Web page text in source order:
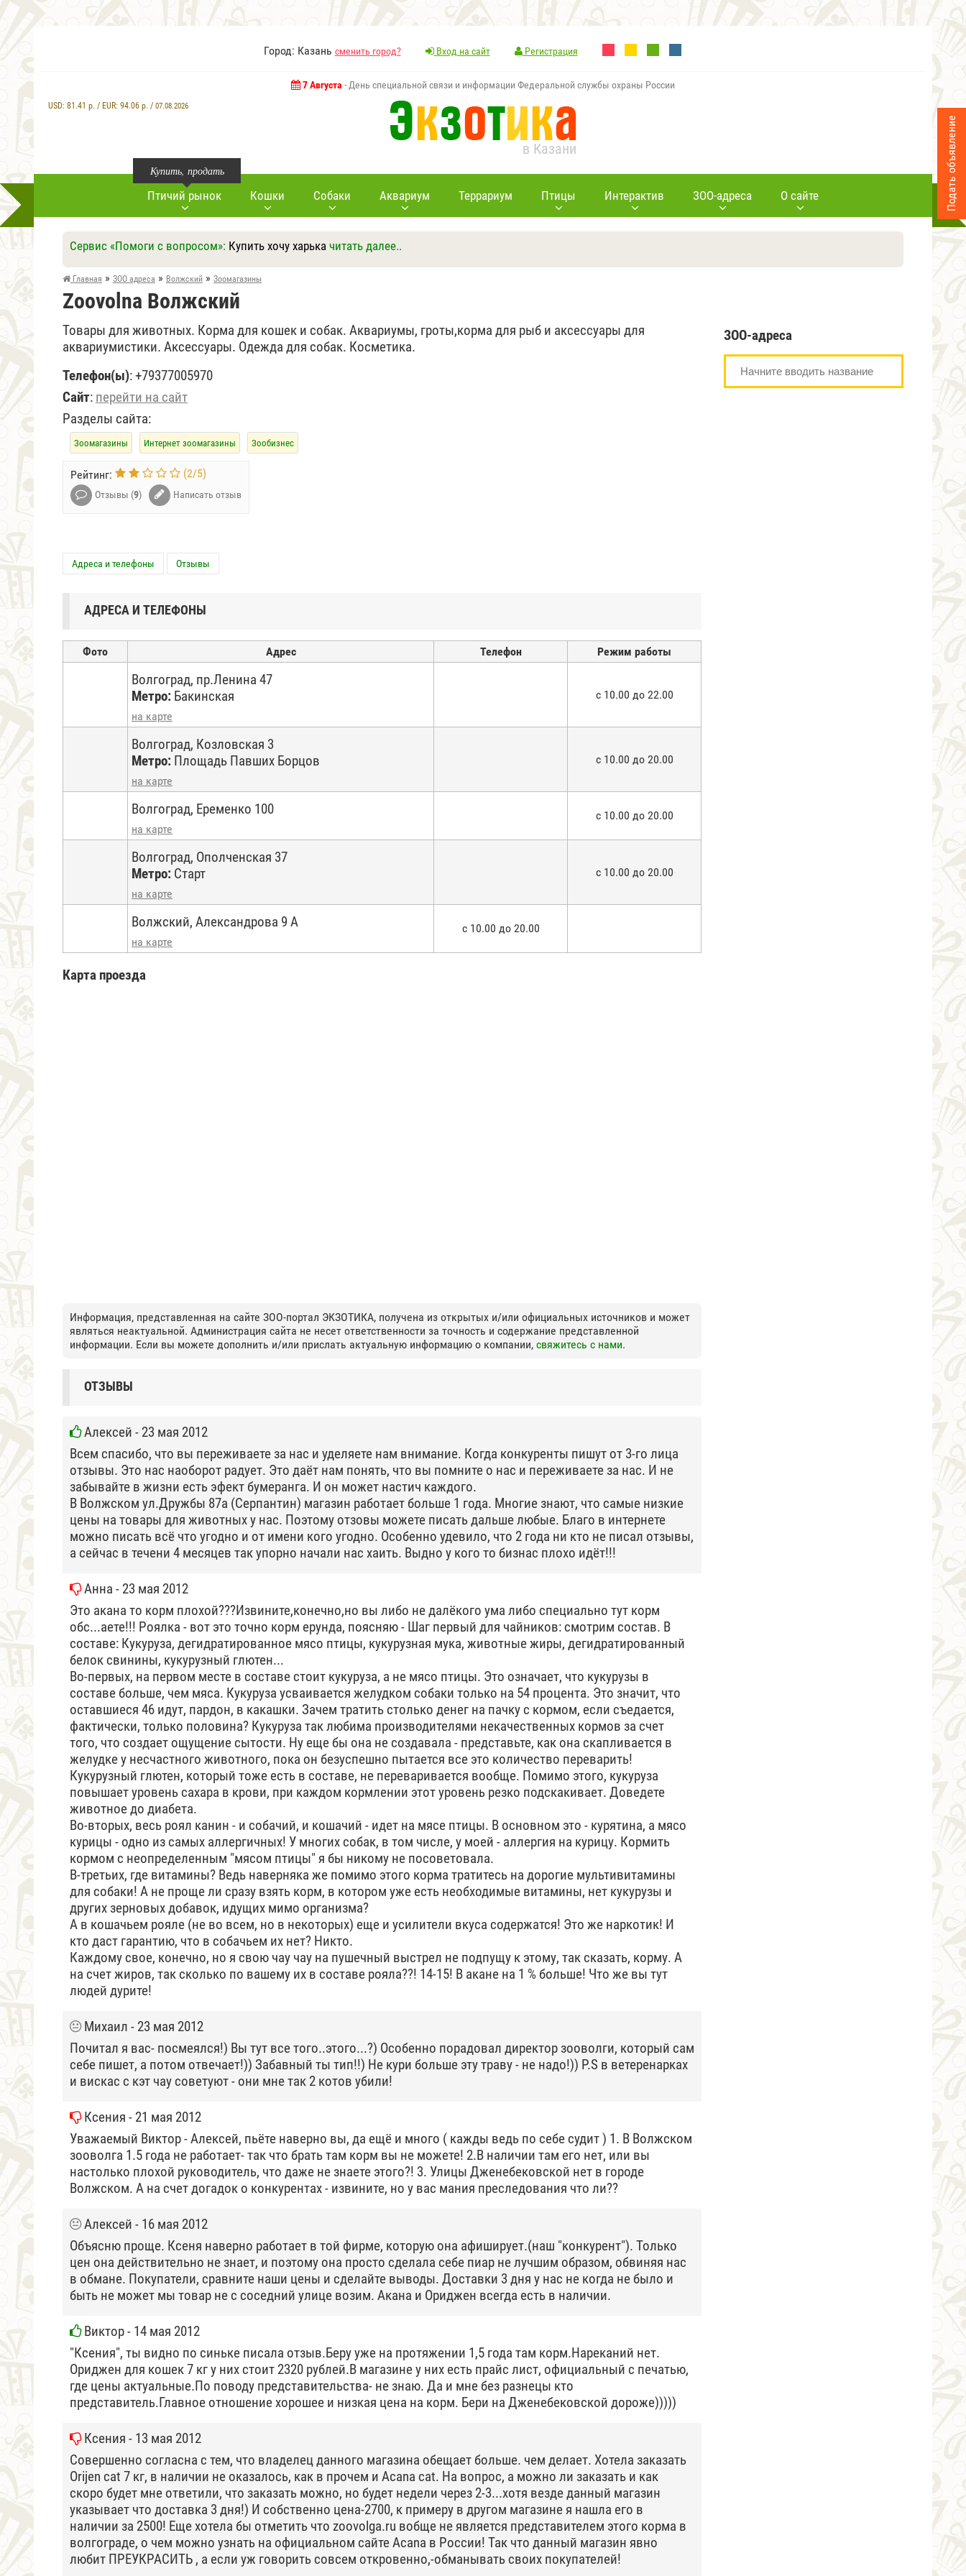
Город: Казань сменить город? Вход на сайт Регистрация
7 Августа - День специальной связи и информации Федеральной службы охраны России
USD: 81.41 р. / EUR: 94.06 р. / 07.08.2026
в Казани
Купить, продать
Птичий рынок Кошки Собаки Аквариум Террариум Птицы Интерактив ЗОО-адреса О сайте
Сервис «Помоги с вопросом»: Купить хочу харька читать далее..
Ответить Другие вопросы
Задать вопрос
Главная » ЗОО адреса » Волжский » Зоомагазины
Zoovolna Волжский
Товары для животных. Корма для кошек и собак. Аквариумы, гроты,корма для рыб и аксессуары для
аквариумистики. Аксессуары. Одежда для собак. Косметика.
Телефон(ы):+79377005970
Сайт: перейти на сайт
Разделы сайта:
Зоомагазины Интернет зоомагазины Зообизнес
Рейтинг: (2/5)
Отзывы (9) Написать отзыв
Адреса и телефоны Отзывы
АДРЕСА И ТЕЛЕФОНЫ
Фото Адрес Телефон Режим работы
Волгоград, пр.Ленина 47
Метро: Бакинская
на карте
с 10.00 до 22.00
Волгоград, Козловская 3
Метро: Площадь Павших Борцов
на карте
с 10.00 до 20.00
Волгоград, Еременко 100
на карте
с 10.00 до 20.00
Волгоград, Ополченская 37
Метро: Старт
на карте
с 10.00 до 20.00
Волжский, Александрова 9 А
на карте
с 10.00 до 20.00
Карта проезда
Информация, представленная на сайте ЗОО-портал ЭКЗОТИКА, получена из открытых и/или официальных источников и может
являться неактуальной. Администрация сайта не несет ответственности за точность и содержание представленной
информации. Если вы можете дополнить и/или прислать актуальную информацию о компании, свяжитесь с нами.
ОТЗЫВЫ
Алексей - 23 мая 2012
Всем спасибо, что вы переживаете за нас и уделяете нам внимание. Когда конкуренты пишут от 3-го лица
отзывы. Это нас наоборот радует. Это даёт нам понять, что вы помните о нас и переживаете за нас. И не
забывайте в жизни есть эфект бумеранга. И он может настич каждого.
В Волжском ул.Дружбы 87а (Серпантин) магазин работает больше 1 года. Многие знают, что самые низкие
цены на товары для животных у нас. Поэтому отзовы можете писать дальше любые. Благо в интернете
можно писать всё что угодно и от имени кого угодно. Особенно удевило, что 2 года ни кто не писал отзывы,
а сейчас в течени 4 месяцев так упорно начали нас хаить. Выдно у кого то бизнас плохо идёт!!!
Анна - 23 мая 2012
Это акана то корм плохой???Извините,конечно,но вы либо не далёкого ума либо специально тут корм
обс...аете!!! Роялка - вот это точно корм ерунда, поясняю - Шаг первый для чайников: смотрим состав. В
составе: Кукуруза, дегидратированное мясо птицы, кукурузная мука, животные жиры, дегидратированный
белок свинины, кукурузный глютен...
Во-первых, на первом месте в составе стоит кукуруза, а не мясо птицы. Это означает, что кукурузы в
составе больше, чем мяса. Кукуруза усваивается желудком собаки только на 54 процента. Это значит, что
оставшиеся 46 идут, пардон, в какашки. Зачем тратить столько денег на пачку с кормом, если съедается,
фактически, только половина? Кукуруза так любима производителями некачественных кормов за счет
того, что создает ощущение сытости. Ну еще бы она не создавала - представьте, как она скапливается в
желудке у несчастного животного, пока он безуспешно пытается все это количество переварить!
Кукурузный глютен, который тоже есть в составе, не переваривается вообще. Помимо этого, кукуруза
повышает уровень сахара в крови, при каждом кормлении этот уровень резко подскакивает. Доведете
животное до диабета.
Во-вторых, весь роял канин - и собачий, и кошачий - идет на мясе птицы. В основном это - курятина, а мясо
курицы - одно из самых аллергичных! У многих собак, в том числе, у моей - аллергия на курицу. Кормить
кормом с неопределенным "мясом птицы" я бы никому не посоветовала.
В-третьих, где витамины? Ведь наверняка же помимо этого корма тратитесь на дорогие мультивитамины
для собаки! А не проще ли сразу взять корм, в котором уже есть необходимые витамины, нет кукурузы и
других зерновых добавок, идущих мимо организма?
А в кошачьем рояле (не во всем, но в некоторых) еще и усилители вкуса содержатся! Это же наркотик! И
кто даст гарантию, что в собачьем их нет? Никто.
Каждому свое, конечно, но я свою чау чау на пушечный выстрел не подпущу к этому, так сказать, корму. А
на счет жиров, так сколько по вашему их в составе рояла??! 14-15! В акане на 1 % больше! Что же вы тут
людей дурите!
Михаил - 23 мая 2012
Почитал я вас- посмеялся!) Вы тут все того..этого...?) Особенно порадовал директор зооволги, который сам
себе пишет, а потом отвечает!)) Забавный ты тип!!) Не кури больше эту траву - не надо!)) P.S в ветеренарках
и вискас с кэт чау советуют - они мне так 2 котов убили!
Ксения - 21 мая 2012
Уважаемый Виктор - Алексей, пьёте наверно вы, да ещё и много ( кажды ведь по себе судит ) 1. В Волжском
зооволга 1.5 года не работает- так что брать там корм вы не можете! 2.В наличии там его нет, или вы
настолько плохой руководитель, что даже не знаете этого?! 3. Улицы Дженебековской нет в городе
Волжском. А на счет догадок о конкурентах - извините, но у вас мания преследования что ли??
Алексей - 16 мая 2012
Объясню проще. Ксеня наверно работает в той фирме, которую она афиширует.(наш "конкурент"). Только
цен она действительно не знает, и поэтому она просто сделала себе пиар не лучшим образом, обвиняя нас
в обмане. Покупатели, сравните наши цены и сделайте выводы. Доставки 3 дня у нас не когда не было и
быть не может мы товар не с соседний улице возим. Акана и Ориджен всегда есть в наличии.
Виктор- 14 мая 2012
"Ксения", ты видно по синьке писала отзыв.Беру уже на протяжении 1,5 года там корм.Нареканий нет.
Ориджен для кошек 7 кг у них стоит 2320 рублей.В магазине у них есть прайс лист, официальный с печатью,
где цены актуальные.По поводу представительства- не знаю. Да и мне без разнецы кто
представитель.Главное отношение хорошее и низкая цена на корм. Бери на Дженебековской дороже)))))
Ксения - 13 мая 2012
Совершенно согласна с тем, что владелец данного магазина обещает больше. чем делает. Хотела заказать
Orijen cat 7 кг, в наличии не оказалось, как в прочем и Acana cat. На вопрос, а можно ли заказать и как
скоро будет мне ответили, что заказать можно, но будет недели через 2-3...хотя везде данный магазин
указывает что доставка 3 дня!) И собственно цена-2700, к примеру в другом магазине я нашла его в
наличии за 2500! Еще хотела бы отметить что zoovolga.ru вобще не является представителем этого корма в
волгограде, о чем можно узнать на официальном сайте Acana в России! Так что данный магазин явно
любит ПРЕУКРАСИТЬ , а если уж говорить совсем откровенно,-обманывать своих покупателей!
ЗОО-адреса
Подать объявление